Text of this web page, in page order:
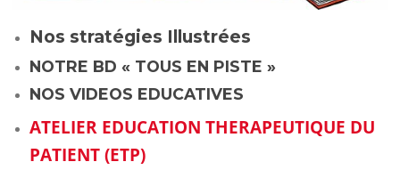
Nos stratégies Illustrées
NOTRE BD « TOUS EN PISTE »
NOS VIDEOS EDUCATIVES
ATELIER EDUCATION THERAPEUTIQUE DU
PATIENT (ETP)